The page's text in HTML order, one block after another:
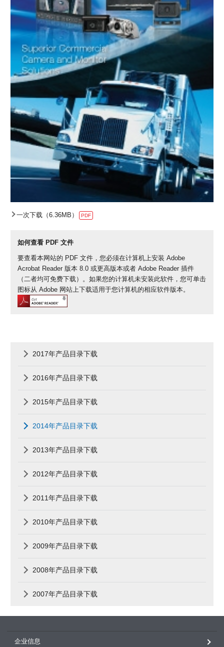
一次下载（6.36MB） PDF
如何查看 PDF 文件
要查看本网站的 PDF 文件，您必须在计算机上安装 Adobe
Acrobat Reader 版本 8.0 或更高版本或者 Adobe Reader 插件
（二者均可免费下载）。如果您的计算机未安装此软件，您可单击
图标从 Adobe 网站上下载适用于您计算机的相应软件版本。
2017年产品目录下载
2016年产品目录下载
2015年产品目录下载
2014年产品目录下载
2013年产品目录下载
2012年产品目录下载
2011年产品目录下载
2010年产品目录下载
2009年产品目录下载
2008年产品目录下载
2007年产品目录下载
企业信息